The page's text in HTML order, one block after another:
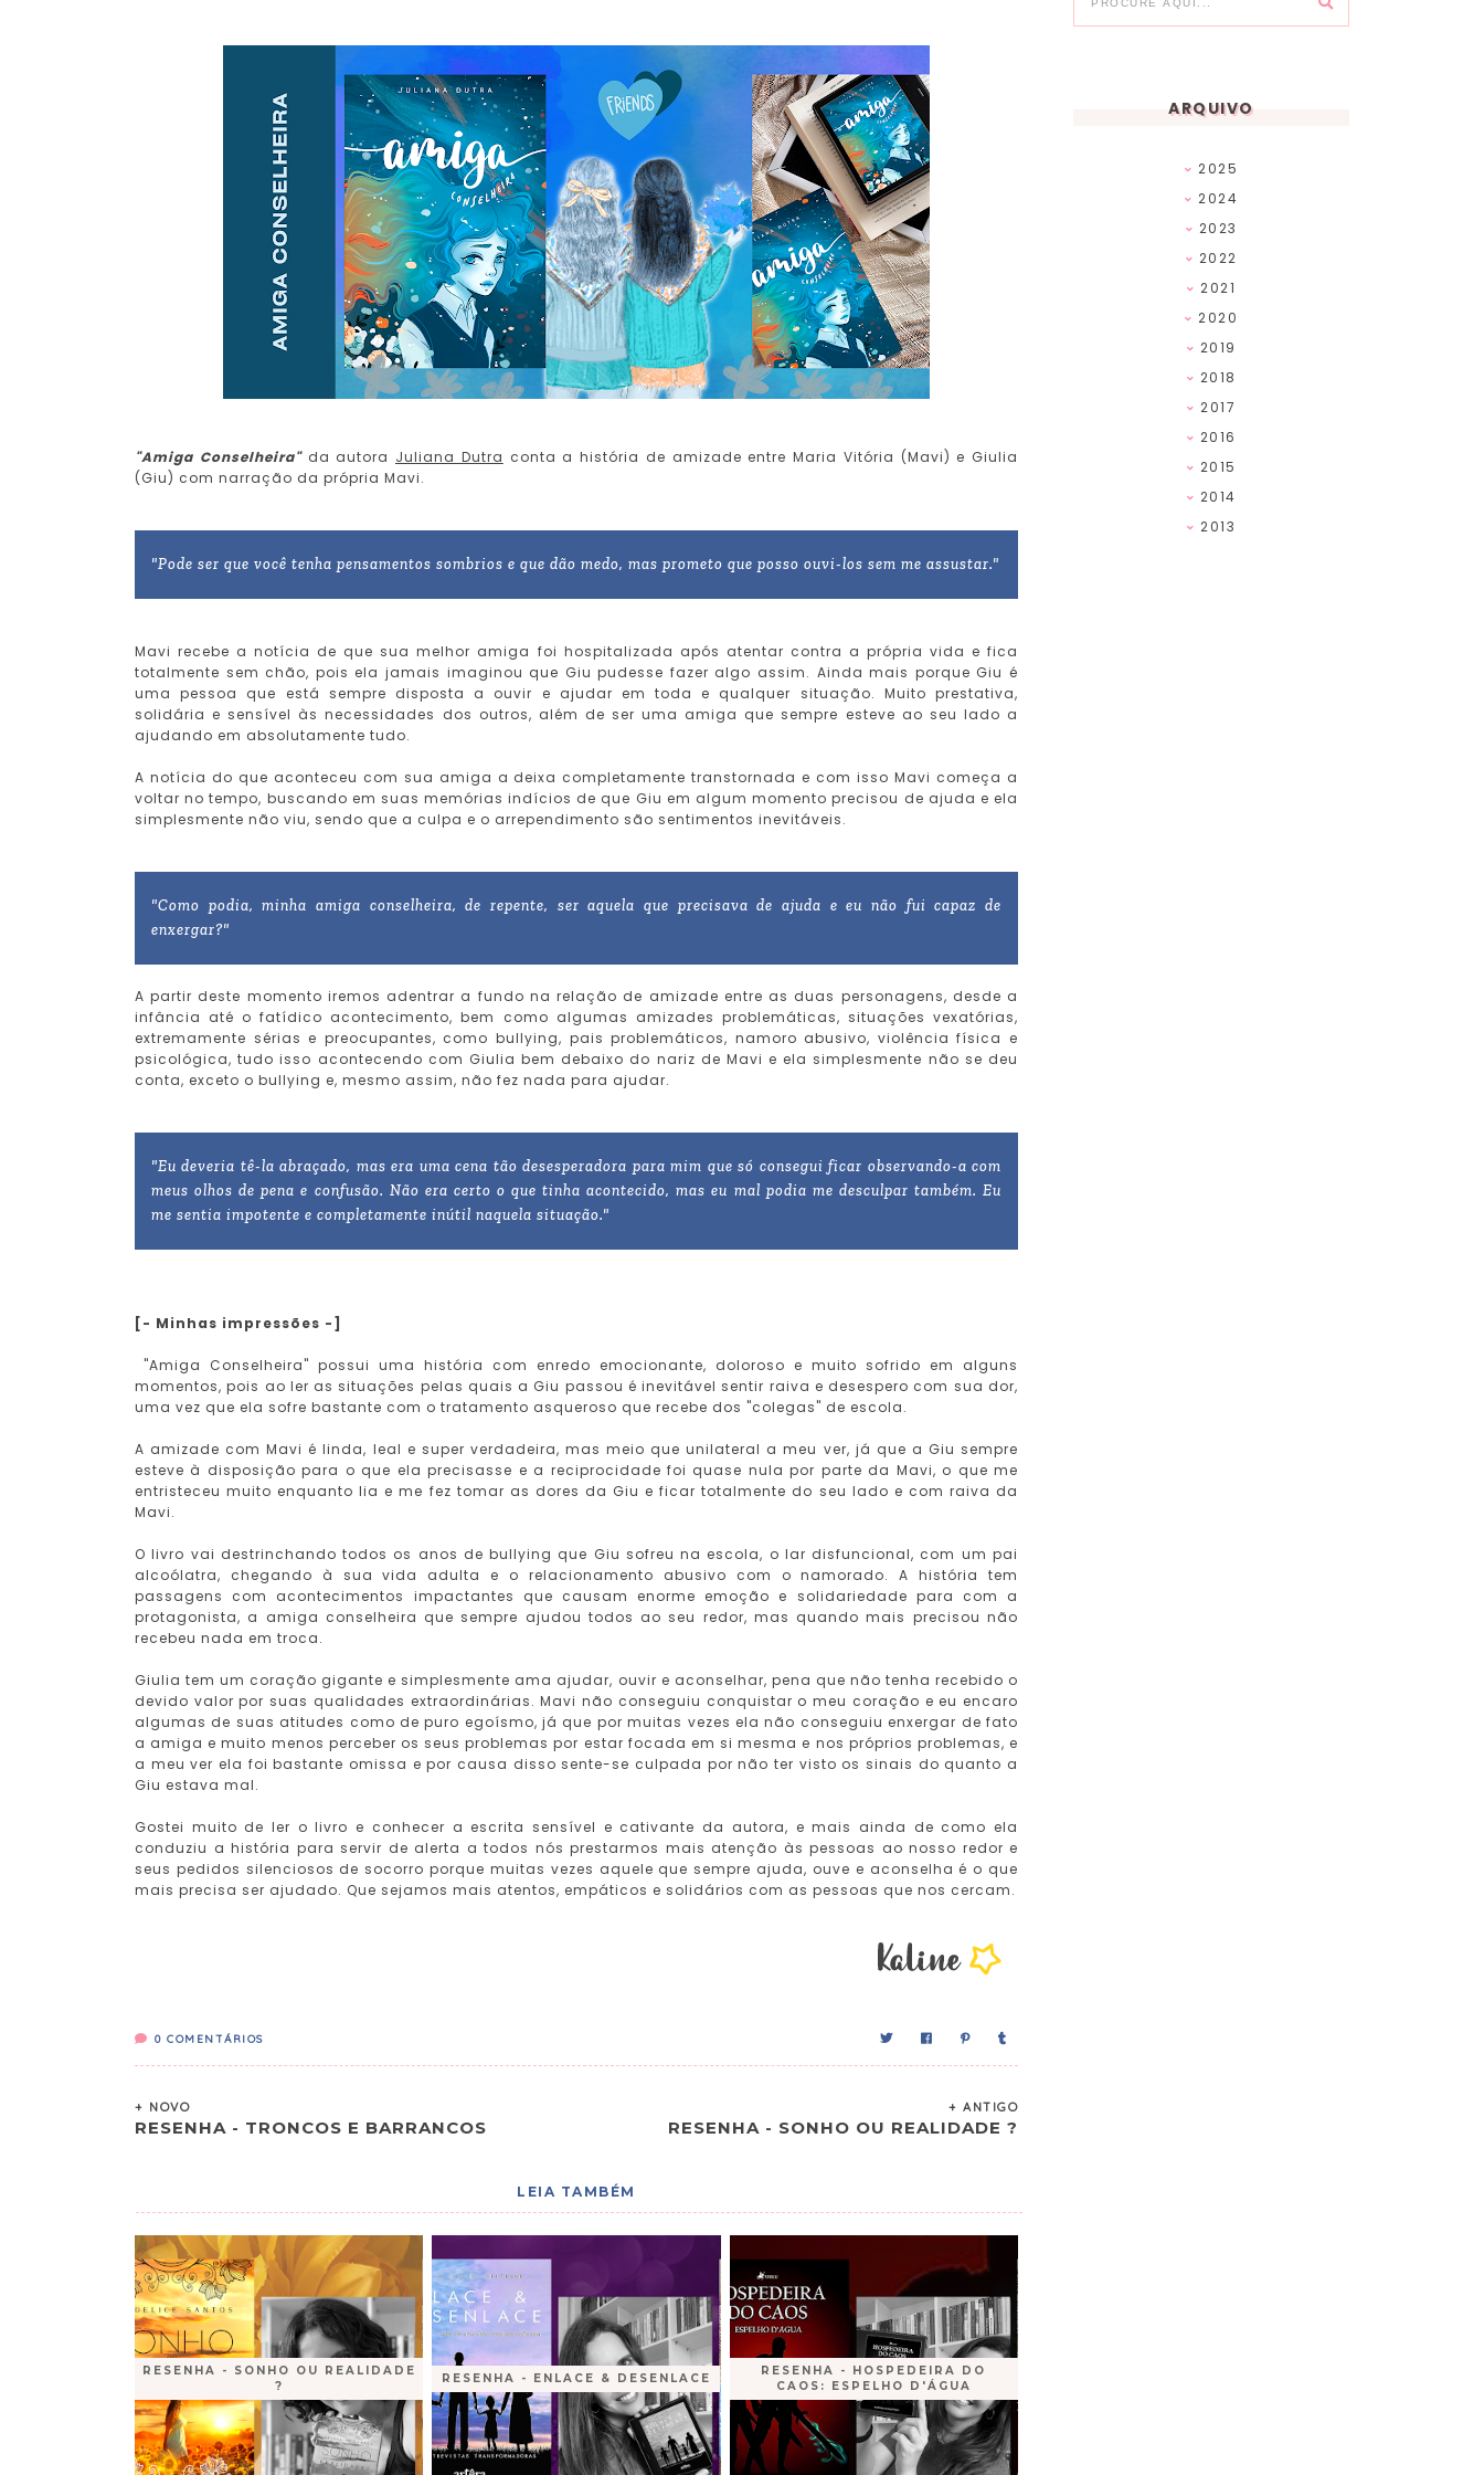
"Amiga Conselheira"da autora Juliana Dutra conta a história de amizade entre Maria Vitória (Mavi) e Giulia
(Giu) com narração da própria Mavi.
"Pode ser que você tenha pensamentos sombrios e que dão medo, mas prometo que posso ouvi-los sem me assustar."
Mavi recebe a notícia de que sua melhor amiga foi hospitalizada após atentar contra a própria vida e fica
totalmente sem chão, pois ela jamais imaginou que Giu pudesse fazer algo assim. Ainda mais porque Giu é
uma pessoa que está sempre disposta a ouvir e ajudar em toda e qualquer situação. Muito prestativa,
solidária e sensível às necessidades dos outros, além de ser uma amiga que sempre esteve ao seu lado a
ajudando em absolutamente tudo.
A notícia do que aconteceu com sua amiga a deixa completamente transtornada e com isso Mavi começa a
voltar no tempo, buscando em suas memórias indícios de que Giu em algum momento precisou de ajuda e ela
simplesmente não viu, sendo que a culpa e o arrependimento são sentimentos inevitáveis.
"Como podia, minha amiga conselheira, de repente, ser aquela que precisava de ajuda e eu não fui capaz de
enxergar?"
A partir deste momento iremos adentrar a fundo na relação de amizade entre as duas personagens, desde a
infância até o fatídico acontecimento, bem como algumas amizades problemáticas, situações vexatórias,
extremamente sérias e preocupantes, como bullying, pais problemáticos, namoro abusivo, violência física e
psicológica, tudo isso acontecendo com Giulia bem debaixo do nariz de Mavi e ela simplesmente não se deu
conta, exceto o bullying e, mesmo assim, não fez nada para ajudar.
"Eu deveria tê-la abraçado, mas era uma cena tão desesperadora para mim que só consegui ficar observando-a com
meus olhos de pena e confusão. Não era certo o que tinha acontecido, mas eu mal podia me desculpar também. Eu
me sentia impotente e completamente inútil naquela situação."
[- Minhas impressões -]
"Amiga Conselheira" possui uma história com enredo emocionante, doloroso e muito sofrido em alguns
momentos, pois ao ler as situações pelas quais a Giu passou é inevitável sentir raiva e desespero com sua dor,
uma vez que ela sofre bastante com o tratamento asqueroso que recebe dos "colegas" de escola.
A amizade com Mavi é linda, leal e super verdadeira, mas meio que unilateral a meu ver, já que a Giu sempre
esteve à disposição para o que ela precisasse e a reciprocidade foi quase nula por parte da Mavi, o que me
entristeceu muito enquanto lia e me fez tomar as dores da Giu e ficar totalmente do seu lado e com raiva da
Mavi.
O livro vai destrinchando todos os anos de bullying que Giu sofreu na escola, o lar disfuncional, com um pai
alcoólatra, chegando à sua vida adulta e o relacionamento abusivo com o namorado. A história tem
passagens com acontecimentos impactantes que causam enorme emoção e solidariedade para com a
protagonista, a amiga conselheira que sempre ajudou todos ao seu redor, mas quando mais precisou não
recebeu nada em troca.
Giulia tem um coração gigante e simplesmente ama ajudar, ouvir e aconselhar, pena que não tenha recebido o
devido valor por suas qualidades extraordinárias. Mavi não conseguiu conquistar o meu coração e eu encaro
algumas de suas atitudes como de puro egoísmo, já que por muitas vezes ela não conseguiu enxergar de fato
a amiga e muito menos perceber os seus problemas por estar focada em si mesma e nos próprios problemas, e
a meu ver ela foi bastante omissa e por causa disso sente-se culpada por não ter visto os sinais do quanto a
Giu estava mal.
Gostei muito de ler o livro e conhecer a escrita sensível e cativante da autora, e mais ainda de como ela
conduziu a história para servir de alerta a todos nós prestarmos mais atenção às pessoas ao nosso redor e
seus pedidos silenciosos de socorro porque muitas vezes aquele que sempre ajuda, ouve e aconselha é o que
mais precisa ser ajudado. Que sejamos mais atentos, empáticos e solidários com as pessoas que nos cercam.
0 COMENTÁRIOS
+ NOVO
RESENHA - TRONCOS E BARRANCOS
+ ANTIGO
RESENHA - SONHO OU REALIDADE ?
LEIA TAMBÉM
RESENHA - SONHO OU REALIDADE
?
RESENHA - ENLACE & DESENLACE
RESENHA - HOSPEDEIRA DO
CAOS: ESPELHO D'ÁGUA
ARQUIVO
2025
2024
2023
2022
2021
2020
2019
2018
2017
2016
2015
2014
2013